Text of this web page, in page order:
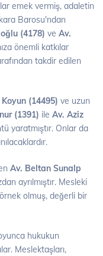
emek vermiş, adaletin
Barosu'ndan
(4178) ve Av.
önemli katkılar
takdir edilen
(14495) ve uzun
(1391) ile Av. Aziz
yaratmıştır. Onlar da
Av. Beltan Sunalp
ayrılmıştır. Mesleki
olmuş, değerli bir
hukukun
Meslektaşları,